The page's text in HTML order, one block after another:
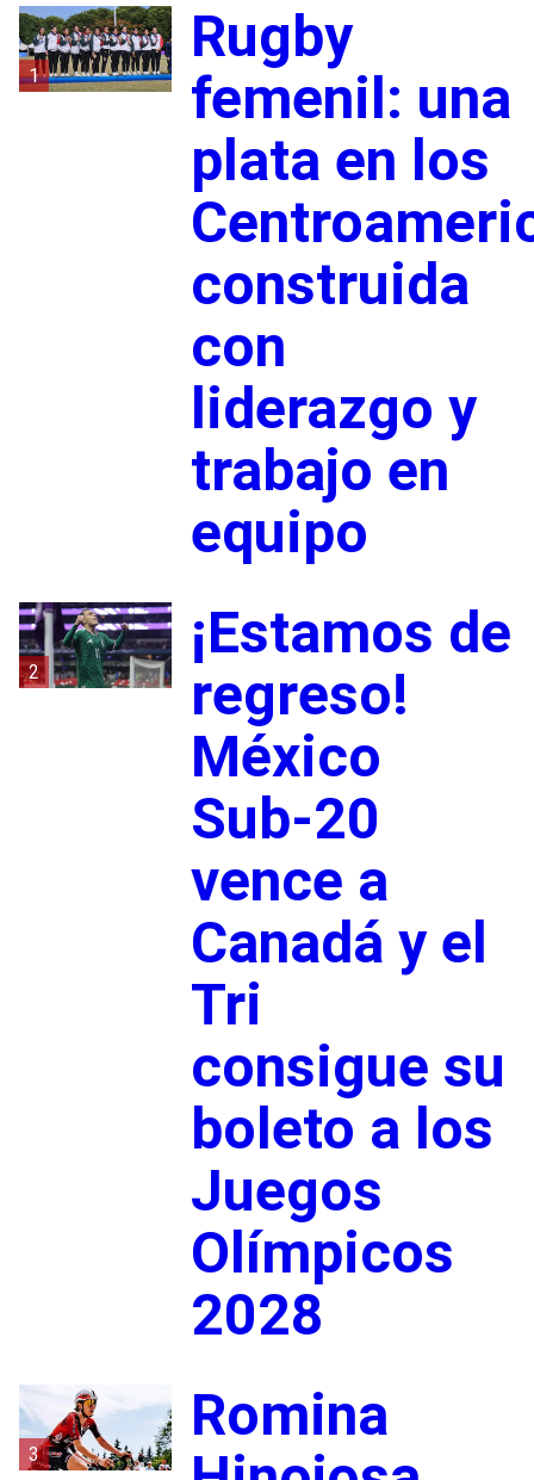
1
Rugby
femenil: una
plata en los
construida
con
liderazgo y
trabajo en
equipo
2
¡Estamos de
regreso!
México
Sub-20
vence a
Canadá y el
Tri
consigue su
boleto a los
Juegos
Olímpicos
2028
3
Romina